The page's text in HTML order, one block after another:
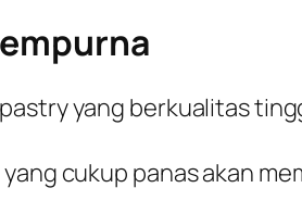
yang berkualitas
cukup panas akan